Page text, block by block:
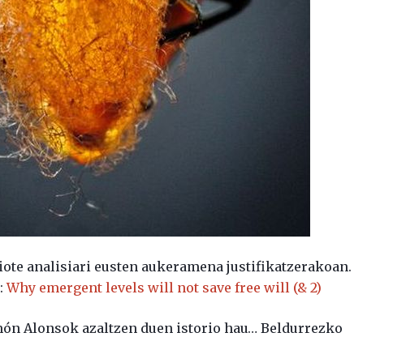
analisiari eusten aukeramena justifikatzerakoan.
Why emergent levels will not save free will (& 2)
Alonsok azaltzen duen istorio hau… Beldurrezko